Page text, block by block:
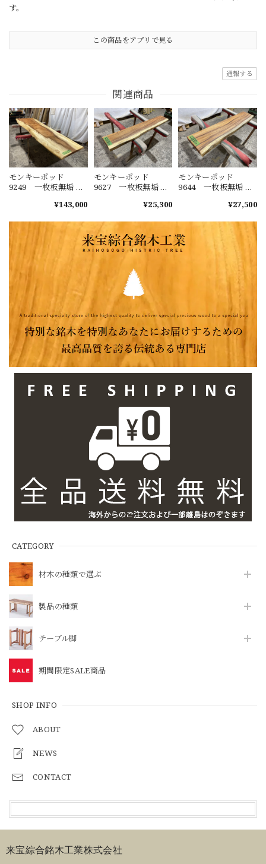
CATEGORY
材木の種類で選ぶ
製品の種類
テーブル脚
期間限定SALE商品
SHOP INFO
ABOUT
NEWS
CONTACT
す。
この商品をアプリで見る
通報する
関連商品
モンキーポッド
9249 一枚板無垢 乾
ｘ43mm 天板のみ
ーテーブル ダイニ
ングテーブル
¥143,000
モンキーポッド
9627 一枚板無垢 乾
ｘ40mm カウンタ
ル ダイニングテー
ブル
¥25,300
モンキーポッド
9644 一枚板無垢 乾
ｘ50mm カウンタ
ル ダイニングテー
ブル
¥27,500
来宝綜合銘木工業株式会社